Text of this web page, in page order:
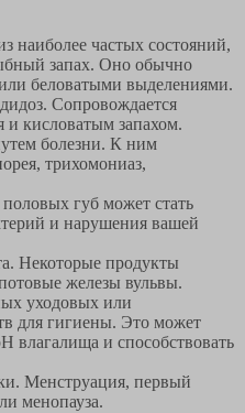
наиболее частых состояний,
запах. Оно обычно
беловатыми выделениями.
Сопровождается
кисловатым запахом.
болезни. К ним
трихомониаз,
губ может стать
и нарушения вашей
Некоторые продукты
железы вульвы.
уходовых или
для гигиены. Это может
влагалища и способствовать
Менструация, первый
менопауза.